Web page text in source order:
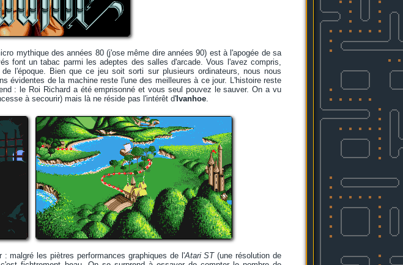
mythique des années 80 (j'ose même dire années 90) est à l'apogée de sa
font un tabac parmi les adeptes des salles d'arcade. Vous l'avez compris,
l'époque. Bien que ce jeu soit sorti sur plusieurs ordinateurs, nous nous
évidentes de la machine reste l'une des meilleures à ce jour. L'histoire reste
: le Roi Richard a été emprisonné et vous seul pouvez le sauver. On a vu
à secourir) mais là ne réside pas l'intérêt d' Ivanhoe.
malgré les piètres performances graphiques de l'Atari ST(une résolution de